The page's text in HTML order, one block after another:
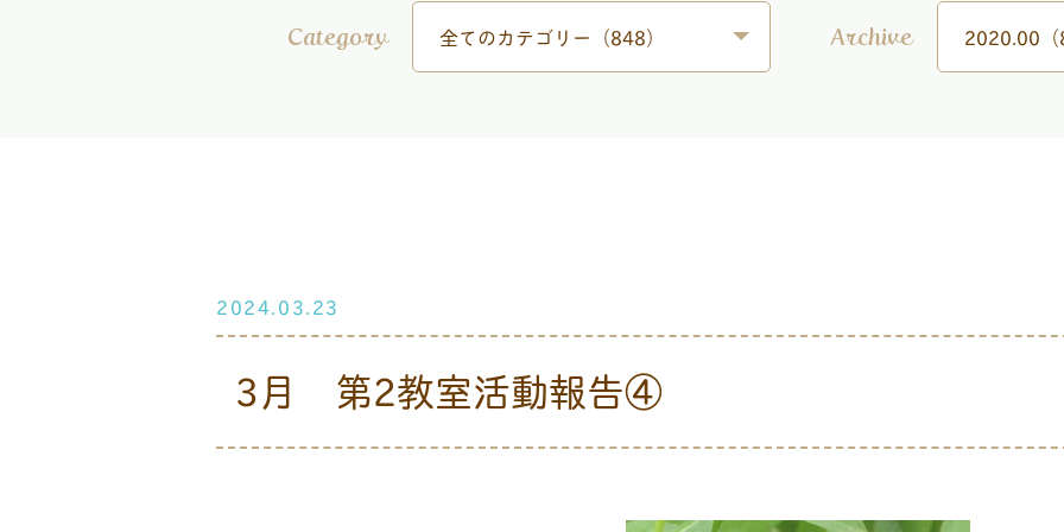
Category 全てのカテゴリー（848） Archive 2020.00
2024.03.23
3月 第2教室活動報告④